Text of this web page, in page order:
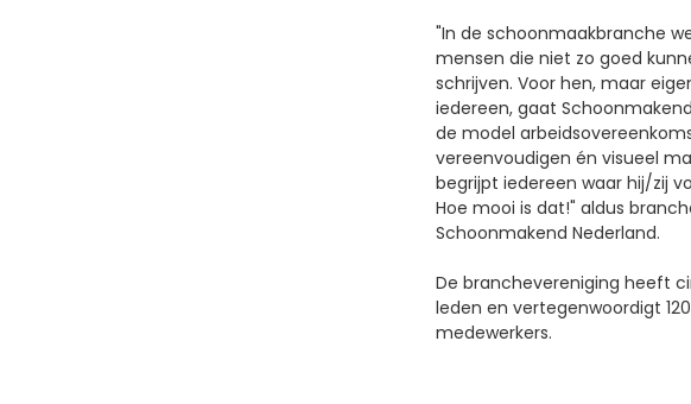
"In de schoonmaakbranche
mensen die niet zo goed
schrijven. Voor hen, maar
iedereen, gaat
de model
vereenvoudigen én visueel
begrijpt iedereen waar hij/zij
Hoe mooi is dat!" aldus
Schoonmakend Nederland.
De branchevereniging heeft
leden en vertegenwoordigt
medewerkers.